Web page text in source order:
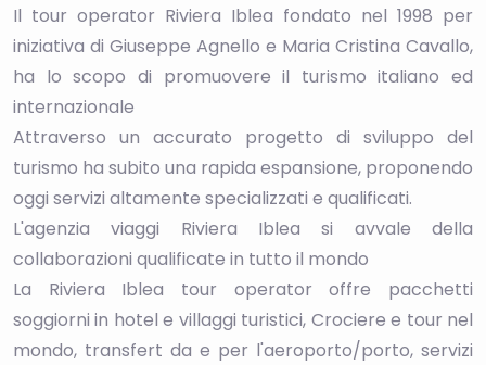
Il tour operator Riviera Iblea fondato nel 1998 per
iniziativa di Giuseppe Agnello e Maria Cristina Cavallo,
ha lo scopo di promuovere il turismo italiano ed
internazionale
Attraverso un accurato progetto di sviluppo del
turismo ha subito una rapida espansione, proponendo
oggi servizi altamente specializzati e qualificati.
L'agenzia viaggi Riviera Iblea si avvale della
collaborazioni qualificate in tutto il mondo
La Riviera Iblea tour operator offre pacchetti
soggiorni in hotel e villaggi turistici, Crociere e tour nel
mondo, transfert da e per l'aeroporto/porto, servizi